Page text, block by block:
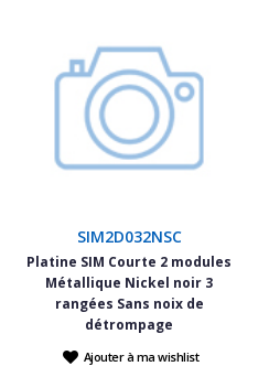
SIM2D032NSC
Platine SIM Courte 2 modules
Métallique Nickel noir 3
rangées Sans noix de
détrompage
Ajouter à ma wishlist